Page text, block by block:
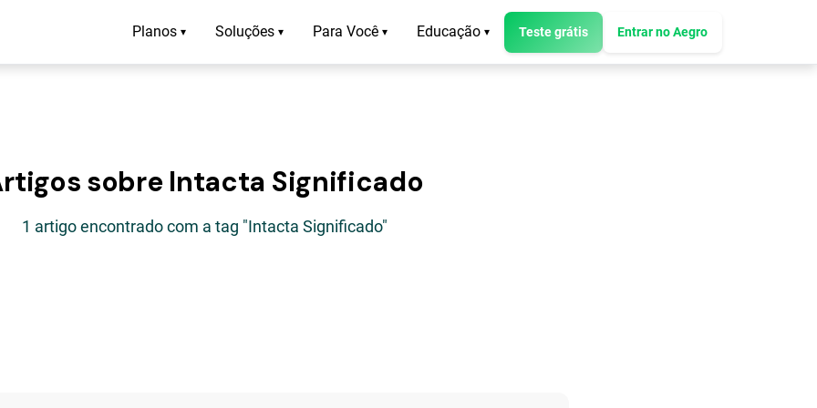
Planos ▾ Soluções ▾ Para Você ▾ Educação ▾ Teste grátis Entrar no Aegro
sobre Intacta Significado
1 artigo encontrado com a tag "Intacta Significado"